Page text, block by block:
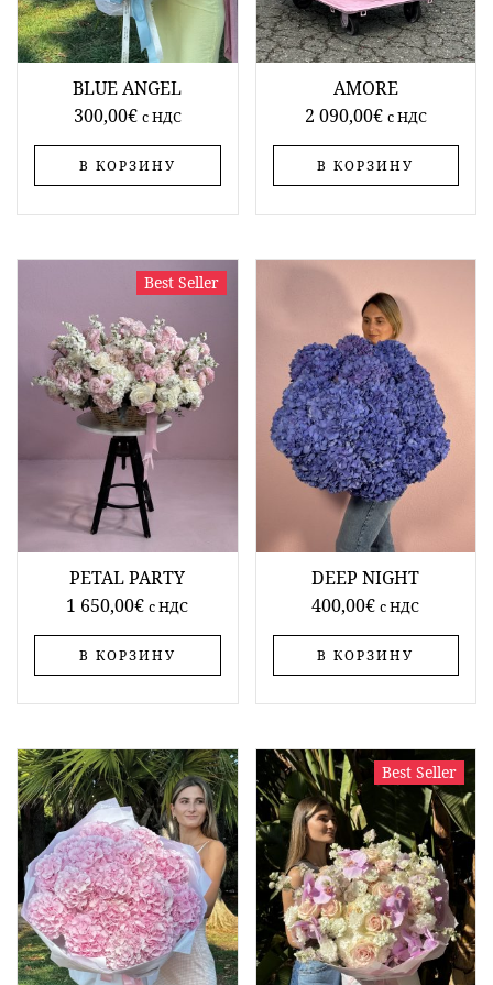
BLUE ANGEL
300,00€ c НДС
В КОРЗИНУ
AMORE
2 090,00€ c НДС
В КОРЗИНУ
Best Seller
PETAL PARTY
1 650,00€ c НДС
В КОРЗИНУ
DEEP NIGHT
400,00€ c НДС
В КОРЗИНУ
Best Seller